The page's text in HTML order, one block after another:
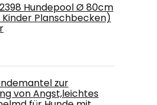
Hundepool Ø 80cm
Kinder Planschbecken)
zur
von Angst,leichtes